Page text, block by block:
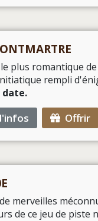
plus romantique de
rempli
date.
Offrir
merveilles
de ce jeu de piste